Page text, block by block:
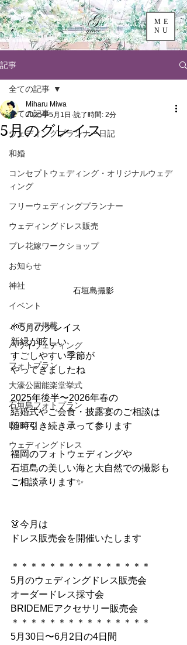
ME
NU
記事
全ての記事
ウェディングプランナー日記
和婚
コンセプトウェディング・オリジナルウェデ
ィング
フリーウェディングプランナー
ウェディングドレス販売
プレ花嫁ワークショップ
お知らせ
神社
イベント
メディア掲載
ハワイウェディング
フォトプラン
大濠公園能楽堂挙式
石垣島フォトプラン
LGBTQ
ウェディングドレス
全ての記事
5月のグレイス
Miharu Miwa
2025年5月1日 読了時間: 2分
石垣島撮影
🌱5月のグレイス
新緑が眩しい
すごしやすい季節が
やってきましたね
2025年後半〜2026年春の
結婚式やご会食・披露宴のご相談は
随時引き続き承って参ります
福岡のフォトウェディングや
石垣島の美しい海と大自然での撮影も
ご相談承ります✨
👗今月は
ドレス販売会を開催いたします
＊＊＊＊＊＊＊＊＊＊＊＊＊＊＊
5月のウェディングドレス販売会
オーダードレス採寸会
BRIDEMEアクセサリー販売会
＊＊＊＊＊＊＊＊＊＊＊＊＊＊＊
​5月30日〜6月2日の4日間